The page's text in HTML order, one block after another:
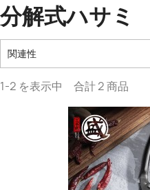
分解式ハサミ
関連性
1-2 を表示中 合計 2 商品